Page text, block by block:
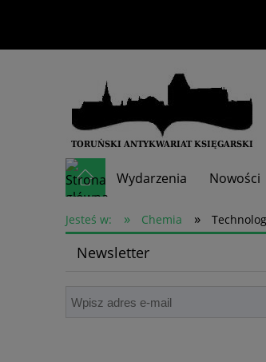
Wydarzenia Nowości
Skup książek
Jesteś w: » Chemia »
Newsletter